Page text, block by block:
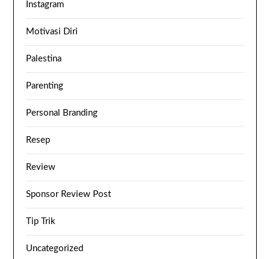
Instagram
Motivasi Diri
Palestina
Parenting
Personal Branding
Resep
Review
Sponsor Review Post
Tip Trik
Uncategorized